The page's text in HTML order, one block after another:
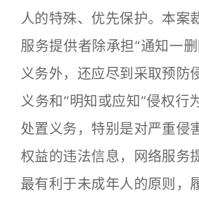
人的特殊、优先保护。本案
服务提供者除承担“通知一
义务外，还应尽到采取预防
义务和“明知或应知”侵权行
处置义务，特别是对严重侵
权益的违法信息，网络服务
最有利于未成年人的原则，